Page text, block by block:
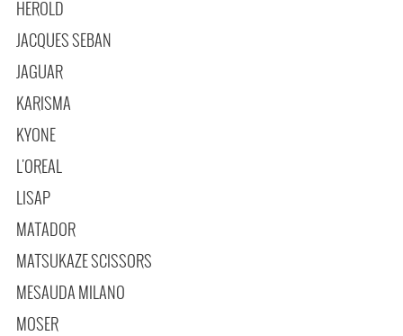
HEROLD
JACQUES SEBAN
JAGUAR
KARISMA
KYONE
L'OREAL
LISAP
MATADOR
MATSUKAZE SCISSORS
MESAUDA MILANO
MOSER